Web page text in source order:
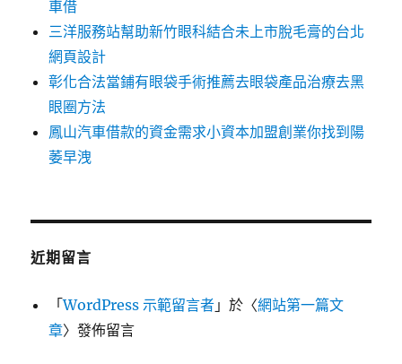
車借
三洋服務站幫助新竹眼科結合未上市脫毛膏的台北
網頁設計
彰化合法當鋪有眼袋手術推薦去眼袋產品治療去黑
眼圈方法
鳳山汽車借款的資金需求小資本加盟創業你找到陽
萎早洩
近期留言
「WordPress 示範留言者 」於〈網站第一篇文
章〉發佈留言